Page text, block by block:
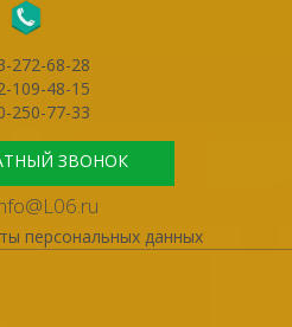
272-68-28
109-48-15
250-77-33
ЗВОНОК
персональных данных